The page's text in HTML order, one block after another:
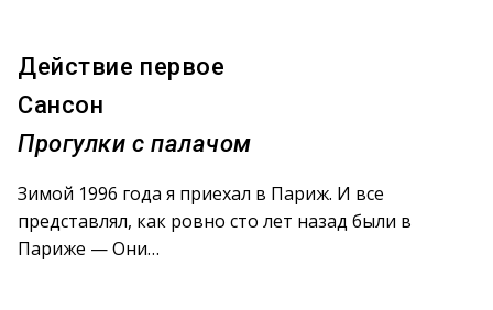
Действие первое
Сансон
Прогулки с палачом
Зимой 1996 года я приехал в Париж. И все
представлял, как ровно сто лет назад были в
Париже — Они…